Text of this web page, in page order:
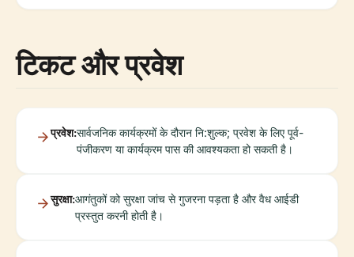
टिकट और प्रवेश
प्रवेश:सार्वजनिक कार्यक्रमों के दौरान नि:शुल्क; प्रवेश के लिए पूर्व-
पंजीकरण या कार्यक्रम पास की आवश्यकता हो सकती है।
सुरक्षा:आगंतुकों को सुरक्षा जांच से गुजरना पड़ता है और वैध आईडी
प्रस्तुत करनी होती है।